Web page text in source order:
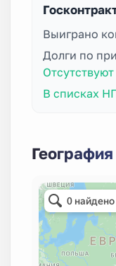
Выиграно
Долги по
Отсутствуют
В списках